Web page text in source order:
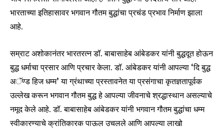
भारताच्या इतिहासावर भगवान गौतम बुद्धांचा प्रचंड प्रभाव निर्माण झाला
आहे.
सम्राट अशोकानंतर भारतरत्न डॉ. बाबासाहेब आंबेडकर यांनी बुद्धदूत होऊन
बुद्ध धर्माचा प्रसार आणि प्रचार केला. डॉ. आंबेडकर यांनी आपल्या ‘दि बुद्ध
अॅण्ड हिज धम्म’ या ग्रंथाच्या प्रस्तावनेत या प्रसंगाचा कृतज्ञतापूर्वक
उल्लेख करून भगवान गौतम बुद्ध हे आपल्या जीवनाचे श्रद्धास्थान असल्याचे
नमूद केले आहे. डॉ. बाबासाहेब आंबेडकर यांनी भगवान गौतम बुद्धांचा धम्म
स्वीकारण्याचे क्रांतिकारक पाऊल उचलले आणि आपल्या लाखो